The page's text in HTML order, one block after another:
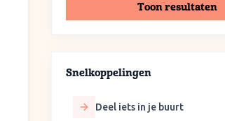
Toon resultaten
Snelkoppelingen
Deel iets in je buurt